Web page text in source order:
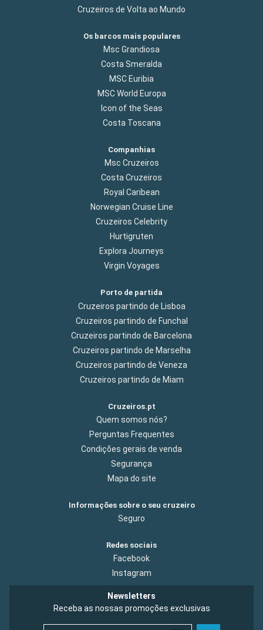
Cruzeiros de Volta ao Mundo
Os barcos mais populares
Msc Grandiosa
Costa Smeralda
MSC Euribia
MSC World Europa
Icon of the Seas
Costa Toscana
Companhias
Msc Cruzeiros
Costa Cruzeiros
Royal Caribean
Norwegian Cruise Line
Cruzeiros Celebrity
Hurtigruten
Explora Journeys
Virgin Voyages
Porto de partida
Cruzeiros partindo de Lisboa
Cruzeiros partindo de Funchal
Cruzeiros partindo de Barcelona
Cruzeiros partindo de Marselha
Cruzeiros partindo de Veneza
Cruzeiros partindo de Miam
Cruzeiros.pt
Quem somos nós?
Perguntas Frequentes
Condições gerais de venda
Segurança
Mapa do site
Informações sobre o seu cruzeiro
Seguro
Redes sociais
Facebook
Instagram
Newsletters
Receba as nossas promoções exclusivas